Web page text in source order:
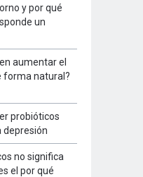
y por qué
un
aumentar el
forma natural?
probióticos
depresión
no significa
el por qué